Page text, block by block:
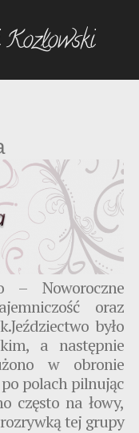
– Noworoczne
oraz
Jeździectwo było
a następnie
w obronie
polach pilnując
często na łowy,
tej grupy